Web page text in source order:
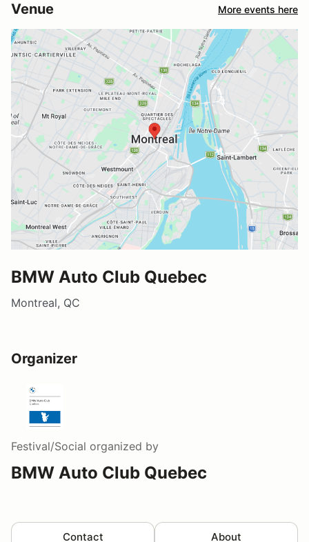
Venue More events here
BMW Auto Club Quebec
Montreal, QC
Organizer
Festival/Social organized by
BMW Auto Club Quebec
Contact About